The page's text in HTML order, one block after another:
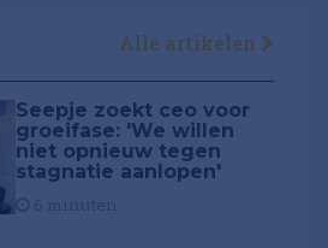
Alle artikelen
Seepje zoekt ceo voor
groeifase: 'We willen
niet opnieuw tegen
stagnatie aanlopen'